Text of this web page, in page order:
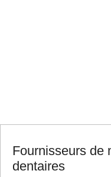
Fournisseurs de
dentaires